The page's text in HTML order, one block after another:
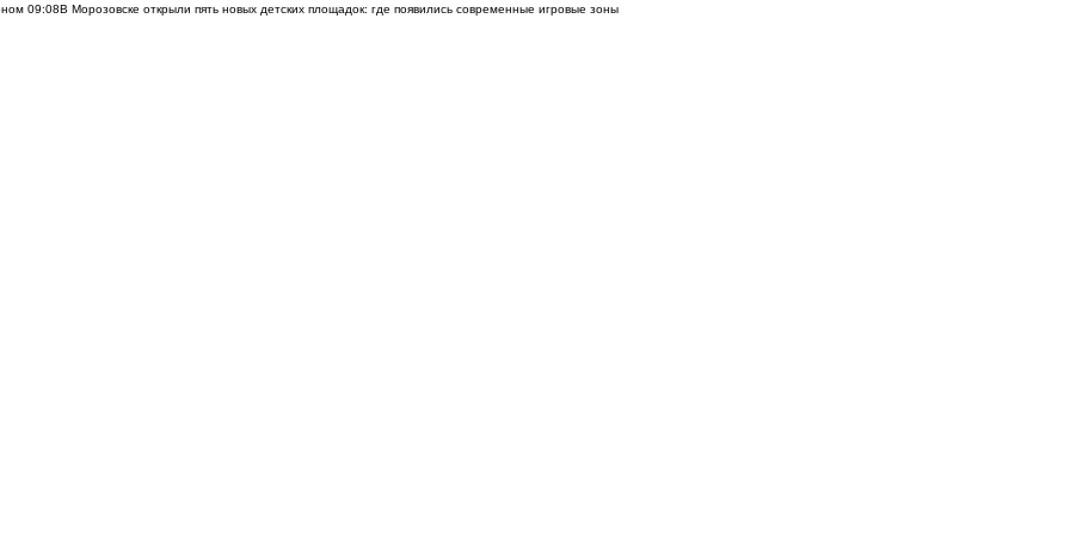
09:08В Морозовске открыли пять новых детских площадок: где появились современные игровые зоны